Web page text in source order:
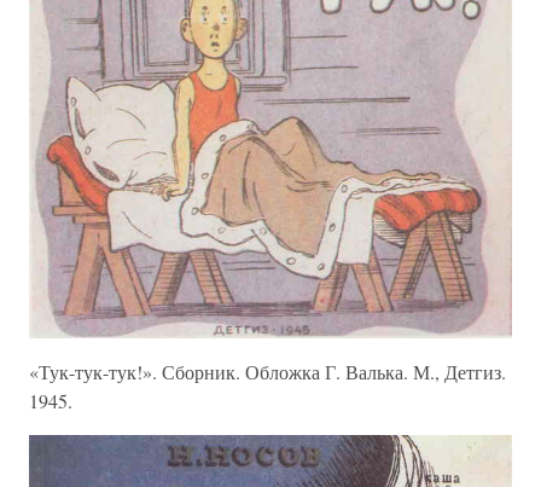
«Тук-тук-тук!». Сборник. Обложка Г. Валька. М., Детгиз.
1945.